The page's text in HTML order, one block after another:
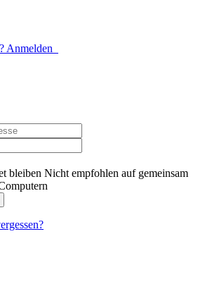
Anmelden
bleiben Nicht empfohlen auf gemeinsam